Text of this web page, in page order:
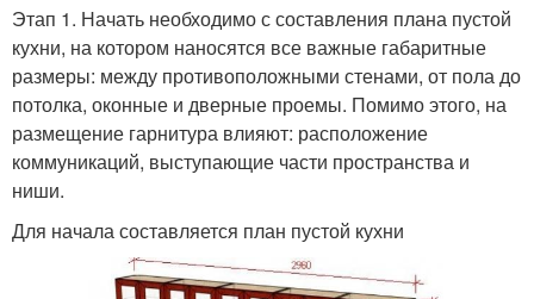
Этап 1. Начать необходимо с составления плана пустой
кухни, на котором наносятся все важные габаритные
размеры: между противоположными стенами, от пола до
потолка, оконные и дверные проемы. Помимо этого, на
размещение гарнитура влияют: расположение
коммуникаций, выступающие части пространства и
ниши.
Для начала составляется план пустой кухни